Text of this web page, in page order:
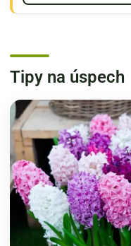
Tipy na úspech